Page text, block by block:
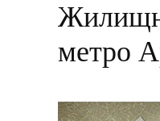
метро